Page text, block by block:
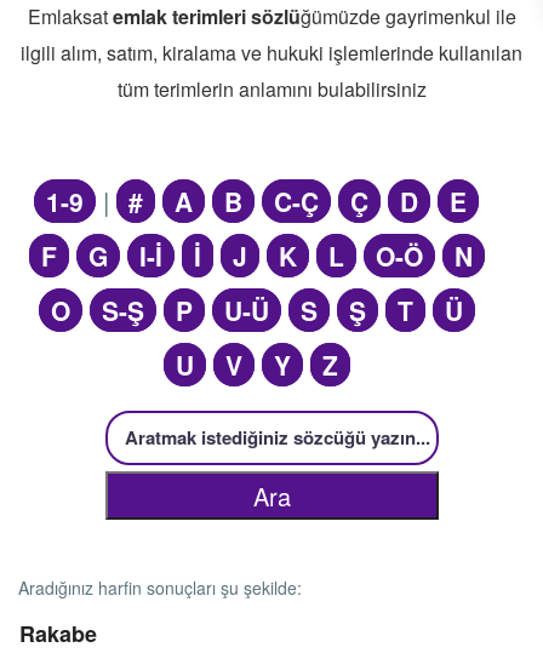
Emlaksatemlak terimleri sözlüğümüzde gayrimenkul ile
ilgili alım, satım, kiralama ve hukuki işlemlerinde kullanılan
tüm terimlerin anlamını bulabilirsiniz
1-9 | # A B C-Ç Ç D
E
F
G I-İ İ J K L O-Ö
N
O
S-Ş P U-Ü S Ş T
Ü
U
V Y Z
Aradığınız harfin sonuçları şu şekilde:
Rakabe